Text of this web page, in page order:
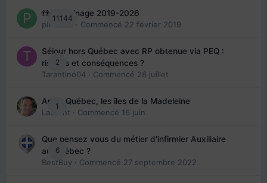
11144
👬 Parrainage 2019-2026
piinoush · Commencé 22 février 2019
2
Séjour hors Québec avec RP obtenue via PEQ :
risques et conséquences ?
Tarantino04 · Commencé 28 juillet
1
Arte : Québec, les îles de la Madeleine
Laurent · Commencé 16 juin
6
Que pensez vous du métier d'infirmier Auxiliaire
au Québec ?
BestBuy · Commencé 27 septembre 2022